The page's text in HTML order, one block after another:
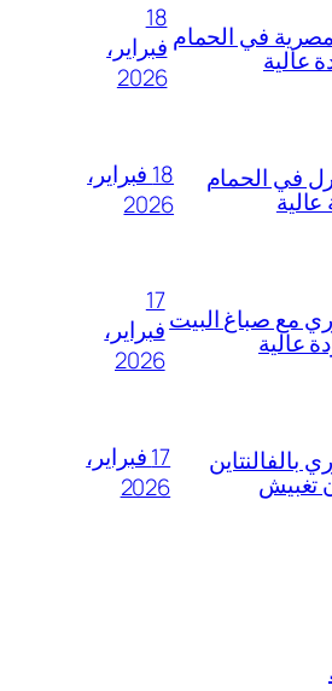
في الحمام
18
فبراير،
2026
في الحمام
18 فبراير،
2026
مع صباغ البيت
17
فبراير،
2026
بالفالنتاين
17 فبراير،
2026